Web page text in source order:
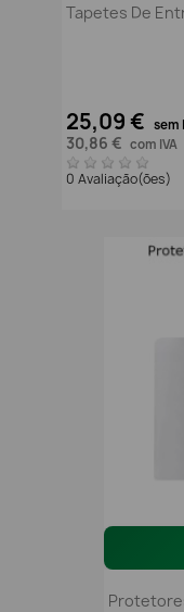
Tapetes De
25,09 € sem
30,86 € com IVA
0 Avaliação(ões)